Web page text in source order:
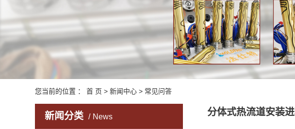
热流道分流板
热流道温控箱
您当前的位置 ： 首 页 > 新闻中心 > 常见问答
新闻分类 News 分体式热流道安装